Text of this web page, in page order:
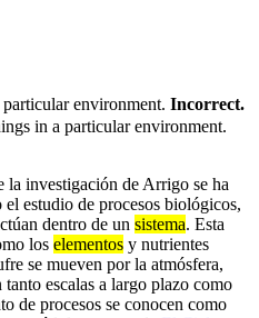
environment. Incorrect.
in a particular environment.
la investigación de Arrigo se ha
estudio de procesos biológicos,
dentro de un sistema. Esta
los elementos y nutrientes
se mueven por la atmósfera,
escalas a largo plazo como
de procesos se conocen como